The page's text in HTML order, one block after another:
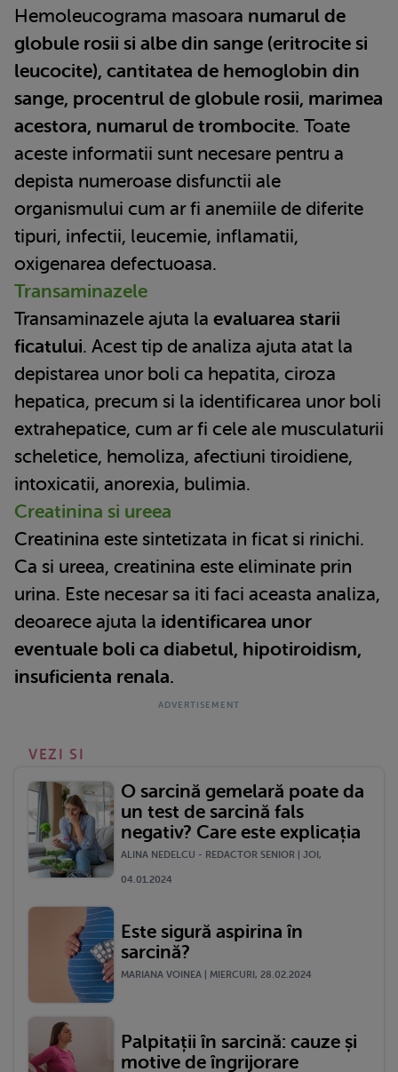
Hemoleucograma masoara numarul de
globule rosii si albe din sange (eritrocite si
leucocite), cantitatea de hemoglobin din
sange, procentrul de globule rosii, marimea
acestora, numarul de trombocite. Toate
aceste informatii sunt necesare pentru a
depista numeroase disfunctii ale
organismului cum ar fi anemiile de diferite
tipuri, infectii, leucemie, inflamatii,
oxigenarea defectuoasa.
Transaminazele
Transaminazele ajuta la evaluarea starii
ficatului. Acest tip de analiza ajuta atat la
depistarea unor boli ca hepatita, ciroza
hepatica, precum si la identificarea unor boli
extrahepatice, cum ar fi cele ale musculaturii
scheletice, hemoliza, afectiuni tiroidiene,
intoxicatii, anorexia, bulimia.
Creatinina si ureea
Creatinina este sintetizata in ficat si rinichi.
Ca si ureea, creatinina este eliminate prin
urina. Este necesar sa iti faci aceasta analiza,
deoarece ajuta la identificarea unor
eventuale boli ca diabetul, hipotiroidism,
insuficienta renala.
VEZI SI
O sarcină gemelară poate da
un test de sarcină fals
negativ? Care este explicația
ALINA NEDELCU - REDACTOR SENIOR | JOI,
04.01.2024
Este sigură aspirina în
sarcină?
MARIANA VOINEA | MIERCURI, 28.02.2024
Palpitații în sarcină: cauze și
motive de îngrijorare